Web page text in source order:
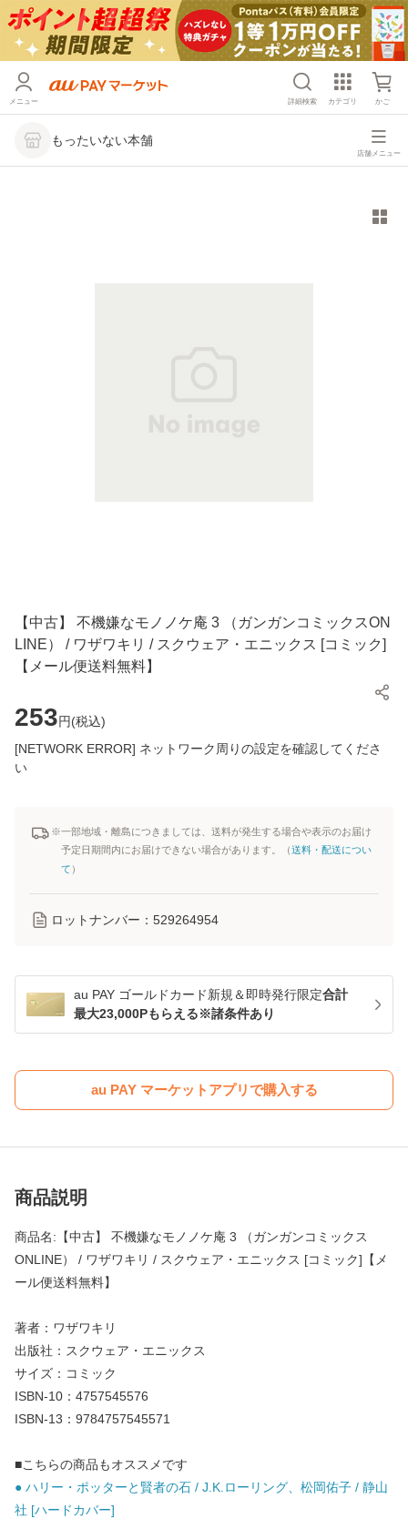
メニュー 詳細検索 カテゴリ かご
もったいない本舗
店舗メニュー
【中古】 不機嫌なモノノケ庵 3 （ガンガンコミックスON
LINE） / ワザワキリ / スクウェア・エニックス [コミック]
【メール便送料無料】
253円(税込)
[NETWORK ERROR] ネットワーク周りの設定を確認してくださ
い
※一部地域・離島につきましては、送料が発生する場合や表示のお届け
予定日期間内にお届けできない場合があります。（送料・配送につい
て ）
ロットナンバー： 529264954
au PAY ゴールドカード新規＆即時発行限定合計
最大23,000Pもらえる※諸条件あり
au PAY マーケットアプリで購入する
商品説明
商品名:【中古】 不機嫌なモノノケ庵 3 （ガンガンコミックス
ONLINE） / ワザワキリ / スクウェア・エニックス [コミック]【メ
ール便送料無料】
著者：ワザワキリ
出版社：スクウェア・エニックス
サイズ：コミック
ISBN-10：4757545576
ISBN-13：9784757545571
■こちらの商品もオススメです
● ハリー・ポッターと賢者の石 / J.K.ローリング、松岡佑子 / 静山
社 [ハードカバー]